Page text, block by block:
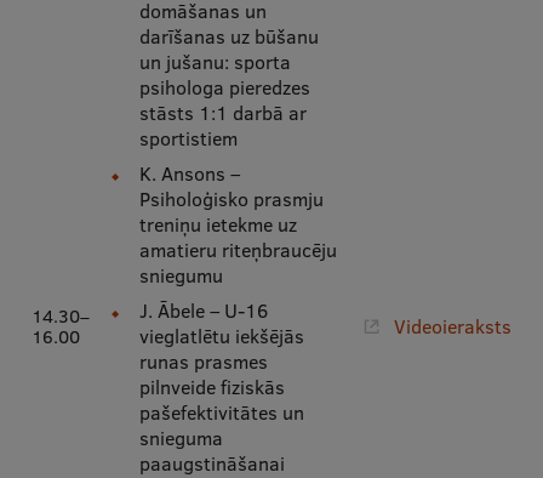
14.30–
16.00
domāšanas un
darīšanas uz būšanu
un jušanu: sporta
psihologa pieredzes
stāsts 1:1 darbā ar
sportistiem
K. Ansons –
Psiholoģisko prasmju
treniņu ietekme uz
amatieru riteņbraucēju
sniegumu
J. Ābele – U-16
vieglatlētu iekšējās
runas prasmes
pilnveide fiziskās
pašefektivitātes un
snieguma
paaugstināšanai
Videoieraksts